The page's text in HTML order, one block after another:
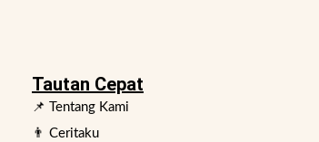
Tautan Cepat
📌 Tentang Kami
👨 Ceritaku